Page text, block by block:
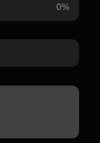
0%